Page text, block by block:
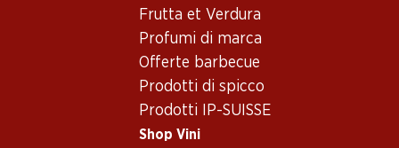
Frutta et Verdura
Profumi di marca
Offerte barbecue
Prodotti di spicco
Prodotti IP-SUISSE
Shop Vini